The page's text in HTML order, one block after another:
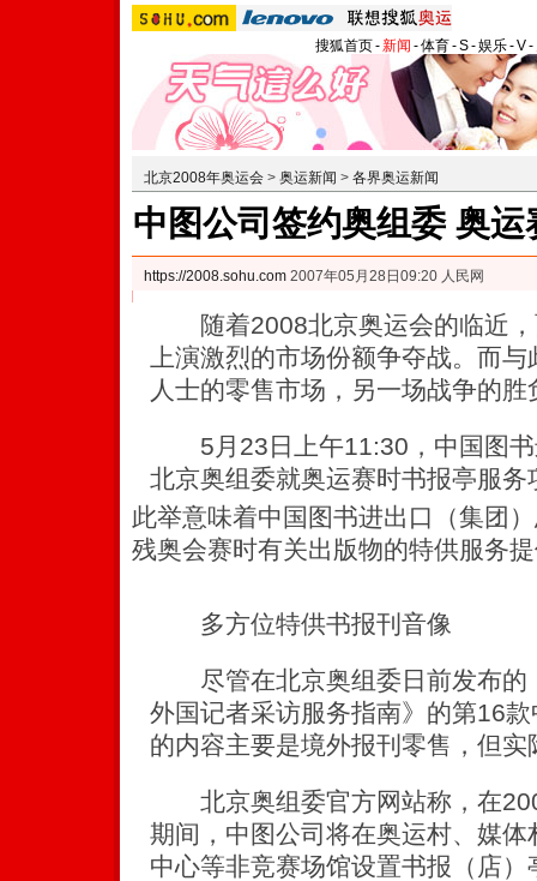
搜狐首页-新闻 -体育-S-娱乐-V-
北京2008年奥运会 > 奥运新闻 > 各界奥运新闻
中图公司签约奥组委 奥
https://2008.sohu.com 2007年05月28日09:20 人民网
随着2008北京奥运会的临近，
上演激烈的市场份额争夺战。而
人士的零售市场，另一场战争的
5月23日上午11:30，中国图书
北京奥组委就奥运赛时书报亭服
此举意味着中国图书进出口（集团
残奥会赛时有关出版物的特供服务
多方位特供书报刊音像
尽管在北京奥组委日前发布的
外国记者采访服务指南》的第16
的内容主要是境外报刊零售，但
北京奥组委官方网站称，在
期间，中图公司将在奥运村、媒
中心等非竞赛场馆设置书报（店